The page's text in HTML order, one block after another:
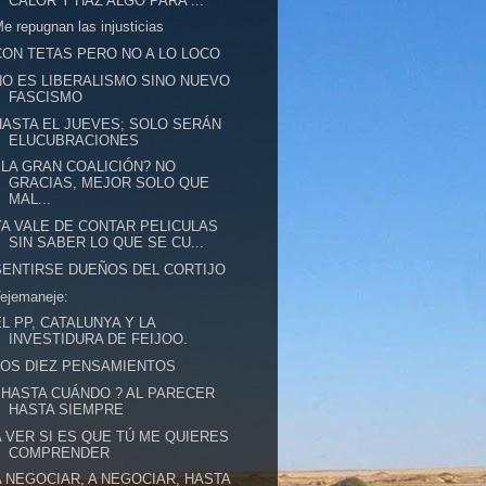
repugnan las injusticias
TETAS PERO NO A LO LOCO
ES LIBERALISMO SINO NUEVO
FASCISMO
EL JUEVES; SOLO SERÁN
ELUCUBRACIONES
GRAN COALICIÓN? NO
GRACIAS, MEJOR SOLO QUE
MAL...
VALE DE CONTAR PELICULAS
SIN SABER LO QUE SE CU...
DUEÑOS DEL CORTIJO
PP, CATALUNYA Y LA
INVESTIDURA DE FEIJOO.
DIEZ PENSAMIENTOS
CUÁNDO ? AL PARECER
HASTA SIEMPRE
VER SI ES QUE TÚ ME QUIERES
COMPRENDER
NEGOCIAR, A NEGOCIAR, HASTA